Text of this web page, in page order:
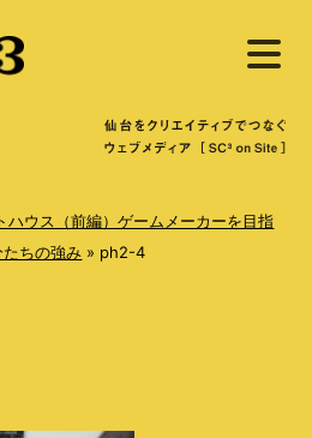
メ
ニ
を
開
く
ハウス（前編）ゲームメーカーを目指
ちの強み » ph2-4